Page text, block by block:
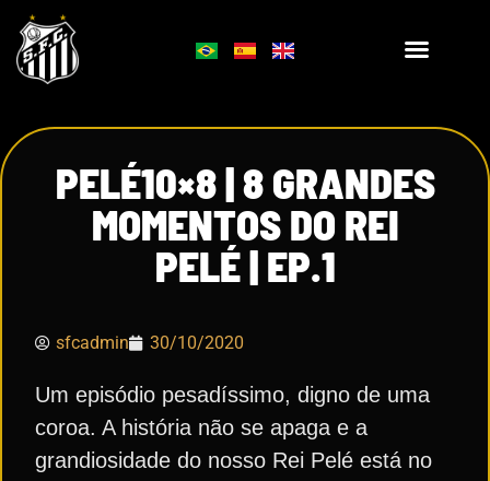
PELÉ10×8 | 8 GRANDES
MOMENTOS DO REI
PELÉ | EP.1
sfcadmin 30/10/2020
Um episódio pesadíssimo, digno de uma
coroa. A história não se apaga e a
grandiosidade do nosso Rei Pelé está no